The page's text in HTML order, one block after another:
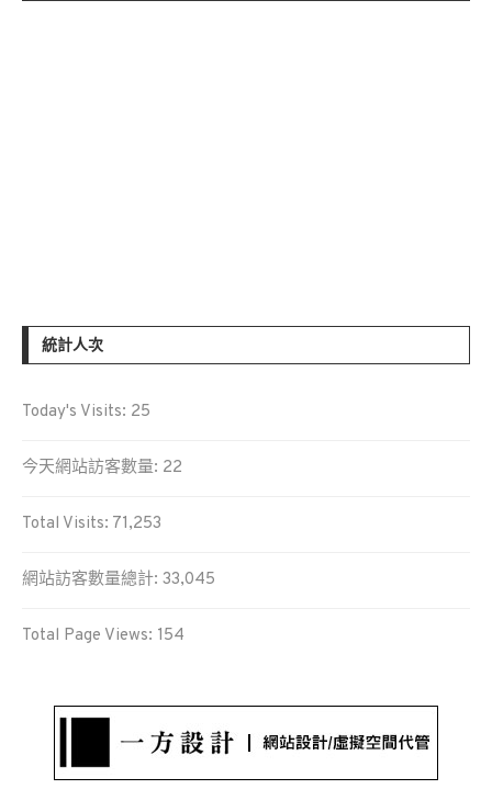
統計人次
Today's Visits: 25
今天網站訪客數量: 22
Total Visits: 71,253
網站訪客數量總計: 33,045
Total Page Views: 154